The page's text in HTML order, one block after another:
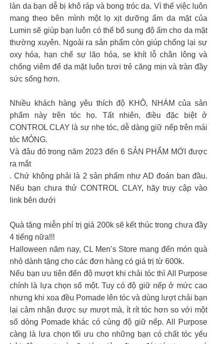
làn da bạn dễ bị khô ráp và bong tróc da. Vì thế việc luôn
mang theo bên mình một lọ xịt dưỡng ẩm da mặt của
Lumin sẽ giúp bạn luôn có thể bổ sung độ ẩm cho da mặt
thường xuyên. Ngoài ra sản phẩm còn giúp chống lại sự
oxy hóa, hạn chế sự lão hóa, se khít lỗ chân lông và
chống viêm để da mặt luôn tươi trẻ căng mịn và tràn đầy
sức sống hơn.
Nhiều khách hàng yêu thích độ KHÔ, NHÁM của sản
phẩm này trên tóc họ. Tất nhiên, điều đặc biệt ở
CONTROL CLAY là sự nhẹ tóc, dễ dàng giữ nếp trên mái
tóc MỎNG.
Và đâu đó trong năm 2023 đến 6 SẢN PHẨM MỚI được
ra mắt
. Chứ không phải là 2 sản phẩm như AD đoán ban đầu.
Nếu bạn chưa thử CONTROL CLAY, hãy truy cập vào
link bên dưới
Quà tặng miễn phí trị giá 200k sẽ kết thúc trong chưa đầy
4 tiếng nữa!!!
Halloween năm nay, CL Men’s Store mang đến món quà
nhỏ dành tặng cho các đơn hàng có giá trị từ 600k.
Nếu bạn ưu tiên đến độ mượt khi chải tóc thì All Purpose
chính là lựa chọn số một. Tuy có độ giữ nếp ở mức cao
nhưng khi xoa đều Pomade lên tóc và dùng lượt chải bạn
lại cảm nhận được sự mượt mà, ít rít tóc hơn so với một
số dòng Pomade khác có cùng độ giữ nếp. All Purpose
càng là lựa chọn tối ưu cho những bạn có chất tóc yếu